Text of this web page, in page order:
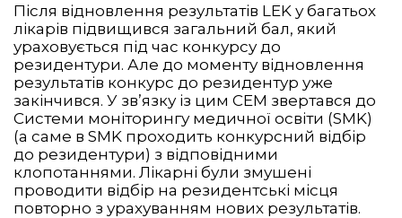
Після відновлення результатів LEK у багатьох
лікарів підвищився загальний бал, який
ураховується під час конкурсу до
резидентури. Але до моменту відновлення
результатів конкурс до резидентур уже
закінчився. У зв’язку із цим СЕМ звертався до
Системи моніторингу медичної освіти (SMK)
(а саме в SMK проходить конкурсний відбір
до резидентури) з відповідними
клопотаннями. Лікарні були змушені
проводити відбір на резидентські місця
повторно з урахуванням нових результатів.